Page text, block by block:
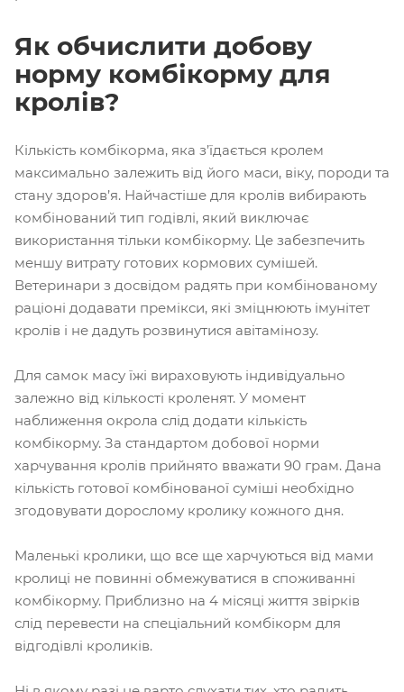
Як обчислити добову
норму комбікорму для
кролів?
Кількість комбікорма, яка з’їдається кролем
максимально залежить від його маси, віку, породи та
стану здоров’я. Найчастіше для кролів вибирають
комбінований тип годівлі, який виключає
використання тільки комбікорму. Це забезпечить
меншу витрату готових кормових сумішей.
Ветеринари з досвідом радять при комбінованому
раціоні додавати премікси, які зміцнюють імунітет
кролів і не дадуть розвинутися авітамінозу.
Для самок масу їжі вираховують індивідуально
залежно від кількості кроленят. У момент
наближення окрола слід додати кількість
комбікорму. За стандартом добової норми
харчування кролів прийнято вважати 90 грам. Дана
кількість готової комбінованої суміші необхідно
згодовувати дорослому кролику кожного дня.
Маленькі кролики, що все ще харчуються від мами
кролиці не повинні обмежуватися в споживанні
комбікорму. Приблизно на 4 місяці життя звірків
слід перевести на спеціальний комбікорм для
відгодівлі кроликів.